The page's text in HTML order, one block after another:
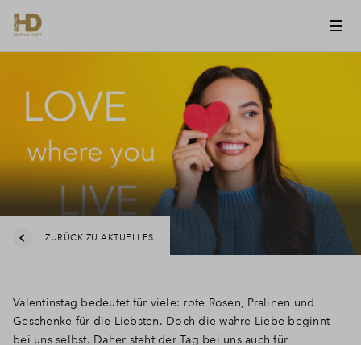
ZURÜCK ZU AKTUELLES
Valentinstag bedeutet für viele: rote Rosen, Pralinen und
Geschenke für die Liebsten. Doch die wahre Liebe beginnt
bei uns selbst. Daher steht der Tag bei uns auch für